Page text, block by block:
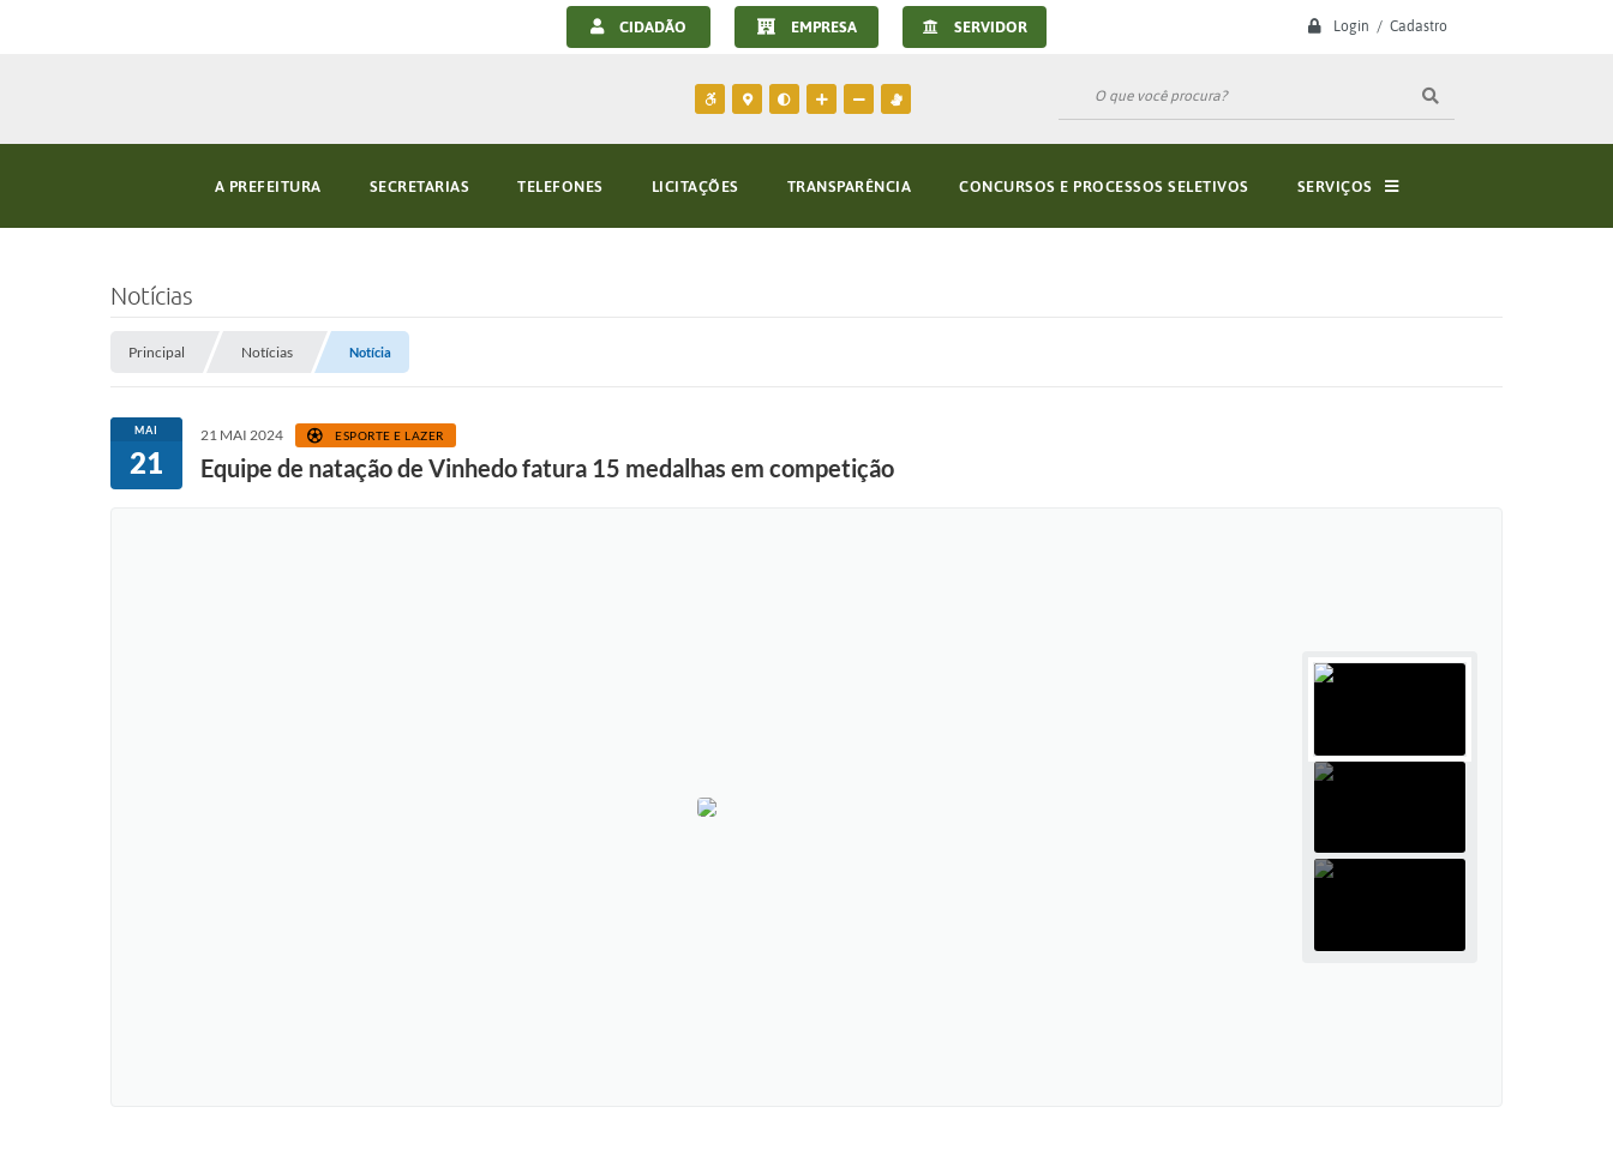
Login / Cadastro
CIDADÃO EMPRESA SERVIDOR
A PREFEITURA SECRETARIAS TELEFONES LICITAÇÕES TRANSPARÊNCIA CONCURSOS E PROCESSOS SELETIVOS SERVIÇOS
Notícias
Principal Notícias Notícia
MAI
21
21 MAI 2024 ESPORTE E LAZER
Equipe de natação de Vinhedo fatura 15 medalhas em competição